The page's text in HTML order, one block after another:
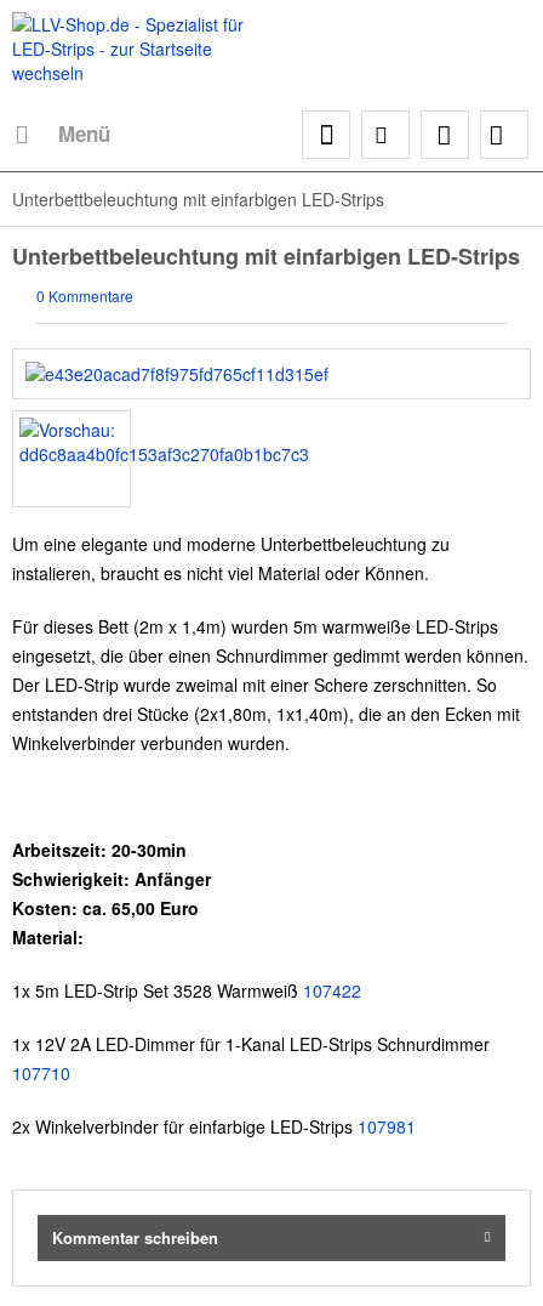
Menü
Unterbettbeleuchtung mit einfarbigen LED-Strips
Unterbettbeleuchtung mit einfarbigen LED-Strips
0 Kommentare
Um eine elegante und moderne Unterbettbeleuchtung zu
instalieren, braucht es nicht viel Material oder Können.
Für dieses Bett (2m x 1,4m) wurden 5m warmweiße LED-Strips
eingesetzt, die über einen Schnurdimmer gedimmt werden können.
Der LED-Strip wurde zweimal mit einer Schere zerschnitten. So
entstanden drei Stücke (2x1,80m, 1x1,40m), die an den Ecken mit
Winkelverbinder verbunden wurden.
Arbeitszeit: 20-30min
Schwierigkeit: Anfänger
Kosten: ca. 65,00 Euro
Material:
1x 5m LED-Strip Set 3528 Warmweiß 107422
1x 12V 2A LED-Dimmer für 1-Kanal LED-Strips Schnurdimmer
107710
2x Winkelverbinder für einfarbige LED-Strips 107981
Kommentar schreiben